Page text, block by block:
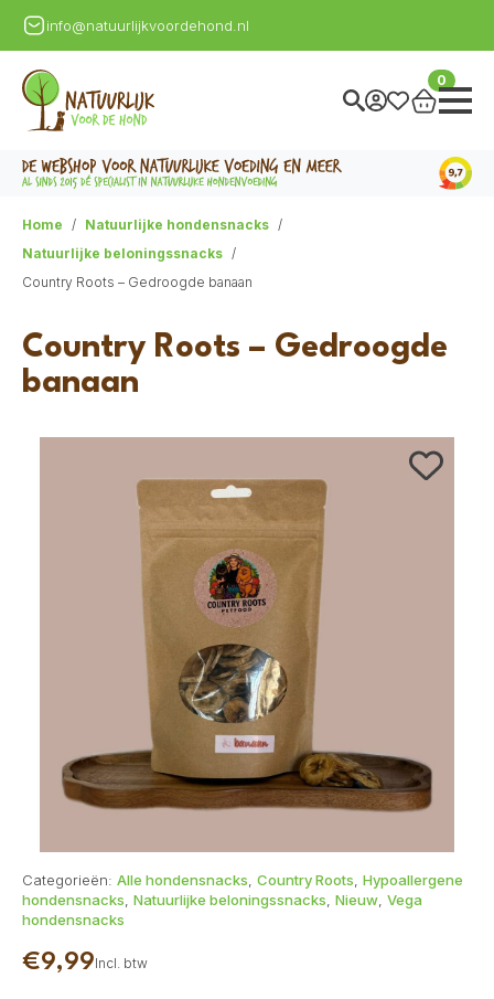
info@natuurlijkvoordehond.nl
0
Home
Natuurlijke hondensnacks
Natuurlijke beloningssnacks
Country Roots – Gedroogde banaan
Country Roots – Gedroogde
banaan
Categorieën: Alle hondensnacks, Country Roots, Hypoallergene
hondensnacks, Natuurlijke beloningssnacks, Nieuw, Vega
hondensnacks
€9,99Incl. btw